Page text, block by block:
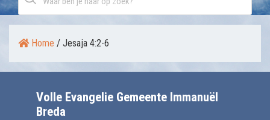
Home / Jesaja 4:2-6
Volle Evangelie Gemeente Immanuël
Breda